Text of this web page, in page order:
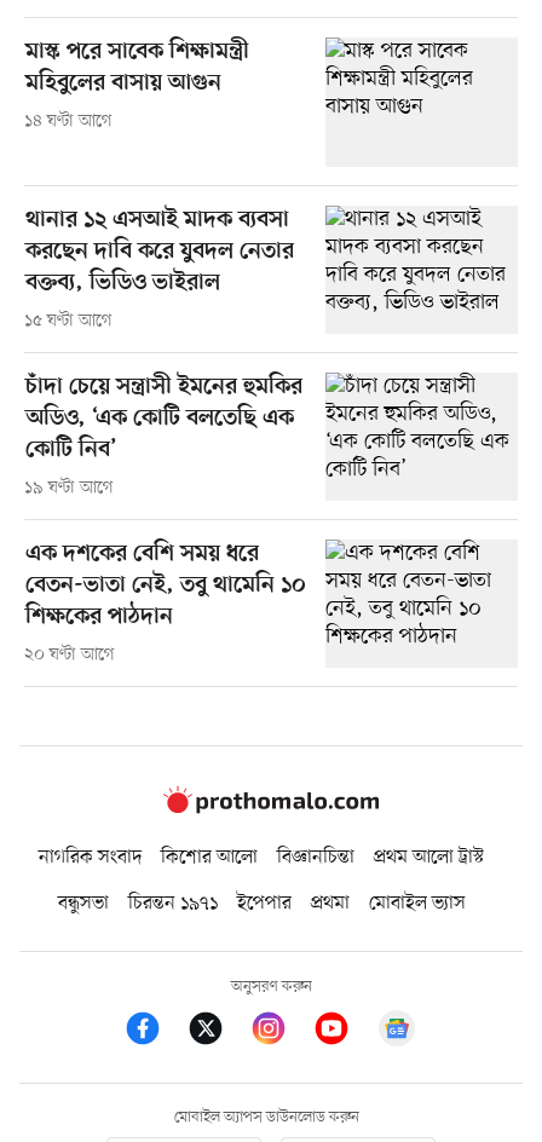
মাস্ক পরে সাবেক শিক্ষামন্ত্রী
মহিবুলের বাসায় আগুন
১৪ ঘণ্টা আগে
থানার ১২ এসআই মাদক ব্যবসা
করছেন দাবি করে যুবদল নেতার
বক্তব্য, ভিডিও ভাইরাল
১৫ ঘণ্টা আগে
চাঁদা চেয়ে সন্ত্রাসী ইমনের হুমকির
অডিও, ‘এক কোটি বলতেছি এক
কোটি নিব’
১৯ ঘণ্টা আগে
এক দশকের বেশি সময় ধরে
বেতন-ভাতা নেই, তবু থামেনি ১০
শিক্ষকের পাঠদান
২০ ঘণ্টা আগে
নাগরিক সংবাদ কিশোর আলো বিজ্ঞানচিন্তা
প্রথম আলো ট্রাস্ট
বন্ধুসভা
চিরন্তন ১৯৭১ ইপেপার প্রথমা মোবাইল ভ্যাস
অনুসরণ করুন
মোবাইল অ্যাপস ডাউনলোড করুন